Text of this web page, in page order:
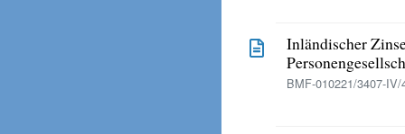
Inländischer
BMF-010221/3407-